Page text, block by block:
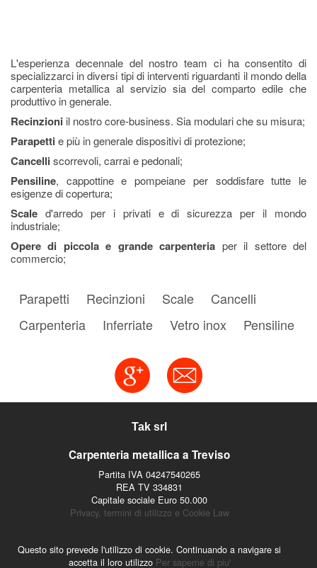
L'esperienza decennale del nostro team ci ha consentito di
specializzarci in diversi tipi di interventi riguardanti il mondo della
carpenteria metallica al servizio sia del comparto edile che
produttivo in generale.
Recinzioni il nostro core-business. Sia modulari che su misura;
Parapetti e più in generale dispositivi di protezione;
Cancelli scorrevoli, carrai e pedonali;
Pensiline, cappottine e pompeiane per soddisfare tutte le
esigenze di copertura;
Scale d'arredo per i privati e di sicurezza per il mondo
industriale;
Opere di piccola e grande carpenteria per il settore del
commercio;
Parapetti Recinzioni Scale
Cancelli
Carpenteria
Inferriate Vetro inox Pensiline
Tak srl
Carpenteria metallica a Treviso
Partita IVA 04247540265
REA TV 334831
Capitale sociale Euro 50.000
Privacy, termini di utilizzo e Cookie Law
Questo sito prevede l'utilizzo di cookie. Continuando a navigare si
accetta il loro utilizzo Per saperne di piu'